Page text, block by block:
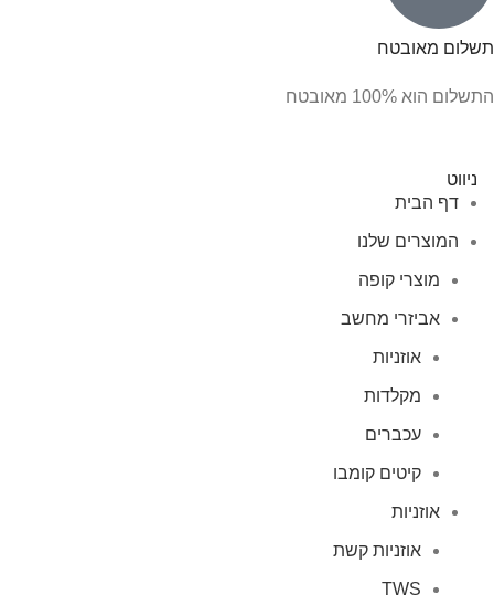
תשלום מאובטח
התשלום הוא 100% מאובטח
ניווט
דף הבית
המוצרים שלנו
מוצרי קופה
אביזרי מחשב
אוזניות
מקלדות
עכברים
קיטים קומבו
אוזניות
אוזניות קשת
TWS